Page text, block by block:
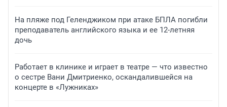
На пляже под Геленджиком при атаке БПЛА погибли
преподаватель английского языка и ее 12-летняя
дочь
Работает в клинике и играет в театре — что известно
о сестре Вани Дмитриенко, оскандалившейся на
концерте в «Лужниках»